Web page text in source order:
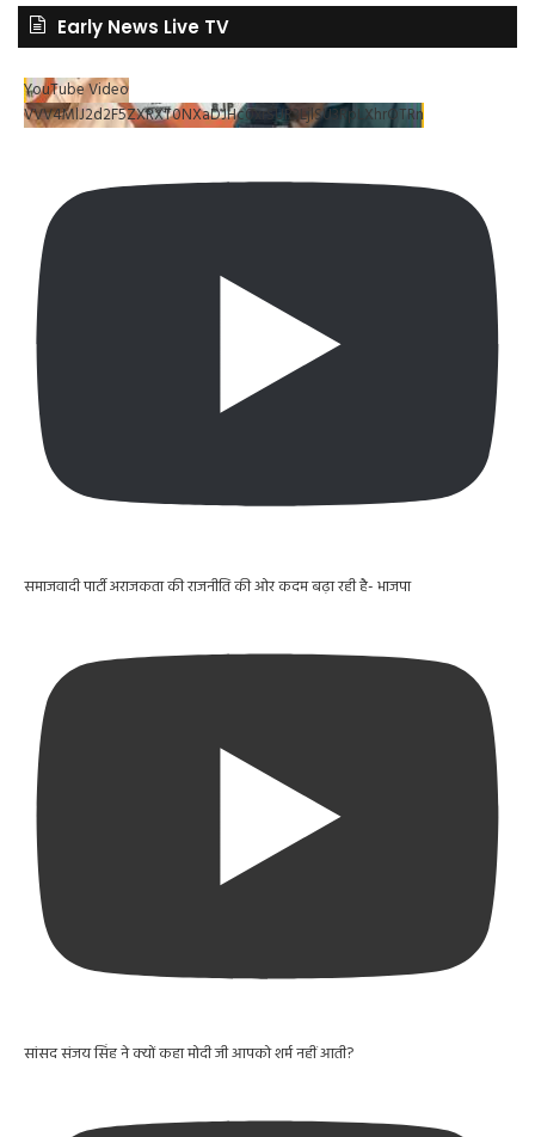
Early News Live TV
YouTube Video
VVV4MlJ2d2F5ZXRXT0NXaDJHc0xrSUR3LjlSU3RpLXhrOTRn
समाजवादी पार्टी अराजकता की राजनीति की ओर कदम बढ़ा रही है- भाजपा
सांसद संजय सिंह ने क्यों कहा मोदी जी आपको शर्म नहीं आती?